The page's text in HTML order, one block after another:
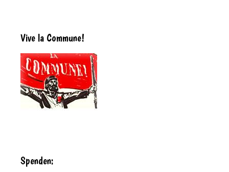
Vive la Commune!
Spenden: